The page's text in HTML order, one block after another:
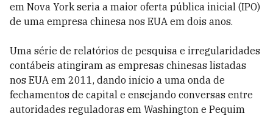
em Nova York seria a maior oferta pública inicial (IPO)
de uma empresa chinesa nos EUA em dois anos.
Uma série de relatórios de pesquisa e irregularidades
contábeis atingiram as empresas chinesas listadas
nos EUA em 2011, dando início a uma onda de
fechamentos de capital e ensejando conversas entre
autoridades reguladoras em Washington e Pequim